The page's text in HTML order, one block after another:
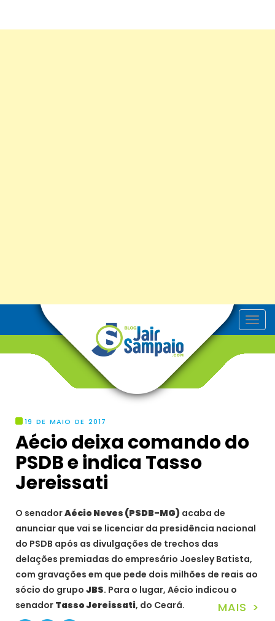
T
o
19 DE MAIO DE 2017
Aécio deixa comando do
PSDB e indica Tasso
Jereissati
O senadorAécio Neves (PSDB-MG) acaba de
anunciar que vai se licenciar da presidência nacional
do PSDB após as divulgações de trechos das
delações premiadas do empresário Joesley Batista,
com gravações em que pede dois milhões de reais ao
sócio do grupo JBS. Para o lugar, Aécio indicou o
senador Tasso Jereissati, do Ceará. MAIS >